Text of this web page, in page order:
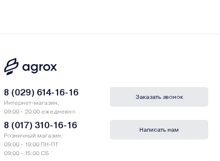
8 (029) 614-16-16
Интернет-магазин,
09:00 - 20:00 ежедневно
8 (017) 310-16-16
Розничный магазин,
09:00 - 19:00 ПН-ПТ
09:00 - 15:00 СБ
Заказать звонок
Написать нам